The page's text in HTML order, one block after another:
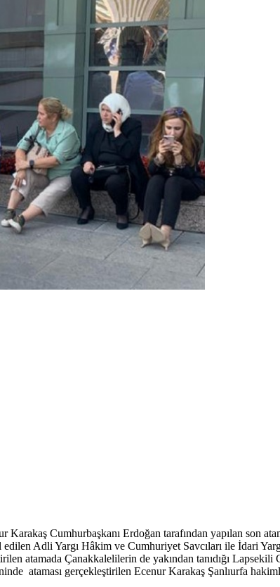
Cumhurbaşkanı Erdoğan tarafından yapılan son
Adli Yargı Hâkim ve Cumhuriyet Savcıları ile İdari
Çanakkalelilerin de yakından tanıdığı Lapsekili
ataması gerçekleştirilen Ecenur Karakaş Şanlıurfa